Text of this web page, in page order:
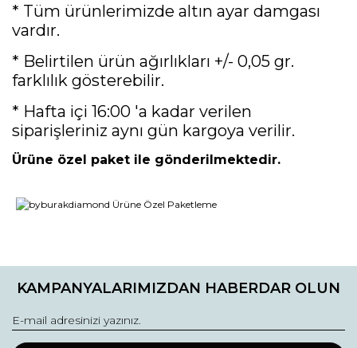
* Tüm ürünlerimizde altın ayar damgası
vardır.
* Belirtilen ürün ağırlıkları +/- 0,05 gr.
farklılık gösterebilir.
* Hafta içi 16:00 'a kadar verilen
siparişleriniz aynı gün kargoya verilir.
Ürüne özel paket ile gönderilmektedir.
konularda yetersiz gördüğünüz noktaları öneri formunu
Görüş ve önerileriniz için teşekkür ederiz.
Ürün resmi kalitesiz, bozuk veya görüntülenemiyor.
KAMPANYALARIMIZDAN HABERDAR OLUN